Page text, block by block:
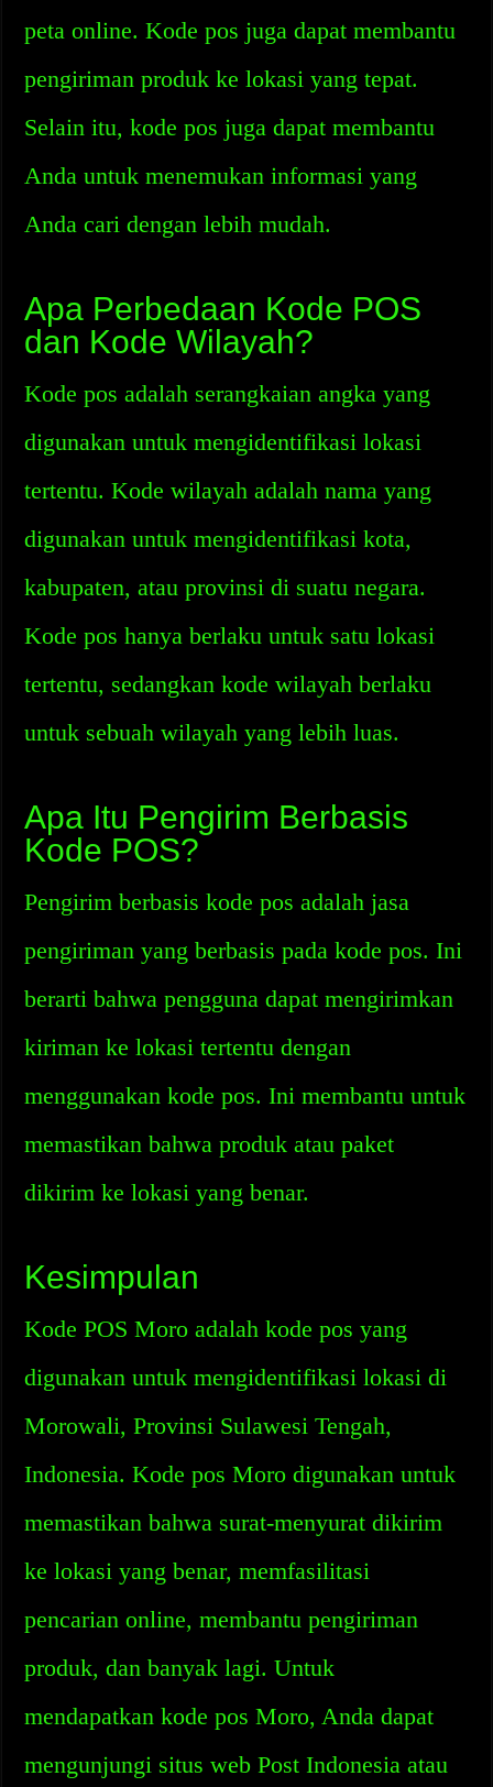
peta online. Kode pos juga dapat membantu
pengiriman produk ke lokasi yang tepat.
Selain itu, kode pos juga dapat membantu
Anda untuk menemukan informasi yang
Anda cari dengan lebih mudah.
Apa Perbedaan Kode POS
dan Kode Wilayah?
Kode pos adalah serangkaian angka yang
digunakan untuk mengidentifikasi lokasi
tertentu. Kode wilayah adalah nama yang
digunakan untuk mengidentifikasi kota,
kabupaten, atau provinsi di suatu negara.
Kode pos hanya berlaku untuk satu lokasi
tertentu, sedangkan kode wilayah berlaku
untuk sebuah wilayah yang lebih luas.
Apa Itu Pengirim Berbasis
Kode POS?
Pengirim berbasis kode pos adalah jasa
pengiriman yang berbasis pada kode pos. Ini
berarti bahwa pengguna dapat mengirimkan
kiriman ke lokasi tertentu dengan
menggunakan kode pos. Ini membantu untuk
memastikan bahwa produk atau paket
dikirim ke lokasi yang benar.
Kesimpulan
Kode POS Moro adalah kode pos yang
digunakan untuk mengidentifikasi lokasi di
Morowali, Provinsi Sulawesi Tengah,
Indonesia. Kode pos Moro digunakan untuk
memastikan bahwa surat-menyurat dikirim
ke lokasi yang benar, memfasilitasi
pencarian online, membantu pengiriman
produk, dan banyak lagi. Untuk
mendapatkan kode pos Moro, Anda dapat
mengunjungi situs web Post Indonesia atau